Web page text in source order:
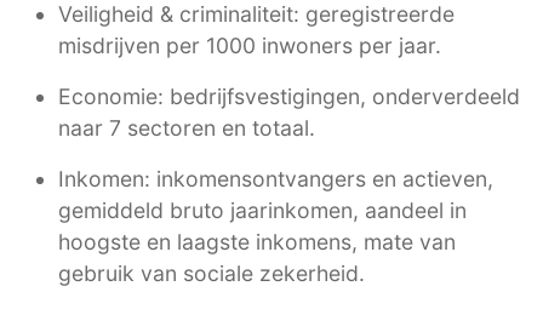
Veiligheid & criminaliteit: geregistreerde
misdrijven per 1000 inwoners per jaar.
Economie: bedrijfsvestigingen, onderverdeeld
naar 7 sectoren en totaal.
Inkomen: inkomensontvangers en actieven,
gemiddeld bruto jaarinkomen, aandeel in
hoogste en laagste inkomens, mate van
gebruik van sociale zekerheid.